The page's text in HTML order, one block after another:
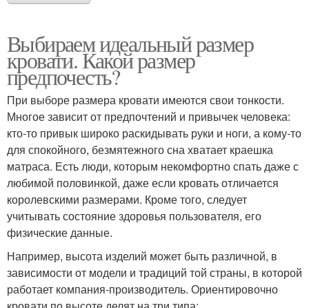
Выбираем идеальный размер
кровати. Какой размер
предпочесть?
При выборе размера кровати имеются свои тонкости.
Многое зависит от предпочтений и привычек человека:
кто-то привык широко раскидывать руки и ноги, а кому-то
для спокойного, безмятежного сна хватает краешка
матраса. Есть люди, которым некомфортно спать даже с
любимой половинкой, даже если кровать отличается
королевскими размерами. Кроме того, следует
учитывать состояние здоровья пользователя, его
физические данные.
Например, высота изделий может быть различной, в
зависимости от модели и традиций той страны, в которой
работает компания-производитель. Ориентировочно